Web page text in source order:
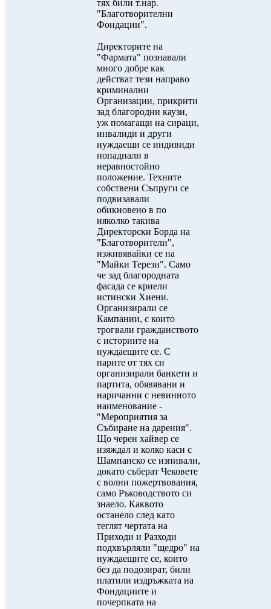
тях били т.нар.
"Благотворителни
Фондации".
Директорите на
"Фармата" познавали
много добре как
действат тези направо
криминални
Организации, прикрити
зад благородни каузи,
уж помагащи на сираци,
инвалиди и други
нуждаещи се индивиди
попаднали в
неравностойно
положение. Техните
собствени Съпруги се
подвизавали
обикновено в по
няколко такива
Директорски Борда на
"Благотворители",
изживявайки се на
"Майки Терези". Само
че зад благородната
фасада се криели
истински Хиени.
Организирали се
Кампании, с които
трогвали гражданството
с историите на
нуждаещите се. С
парите от тях си
организирали банкети и
партита, обявявани и
наричанни с невинното
наименование -
"Мероприятия за
Събиране на дарения".
Що черен хайвер се
изяждал и колко каси с
Шампанско се изпивали,
докато съберат Чековете
с волни пожертвования,
само Ръководството си
знаело. Каквото
останело след като
теглят чертата на
Приходи и Разходи
подхвърляли "щедро" на
нуждаещите се, които
без да подозират, били
платили издръжката на
Фондациите и
почерпката на